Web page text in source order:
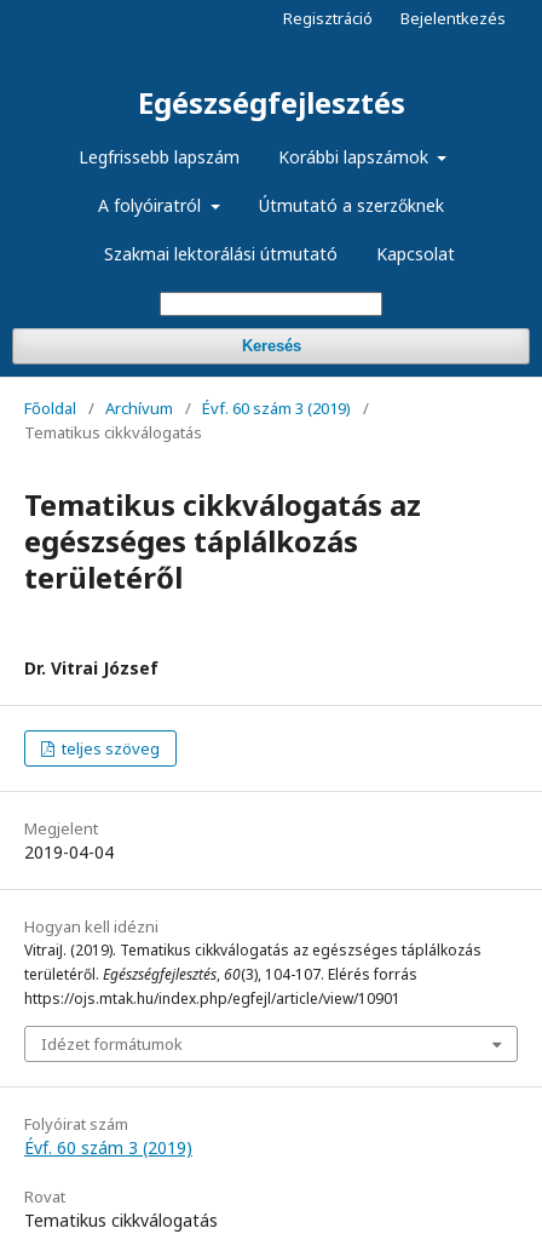
Egészségfejlesztés
Legfrissebb lapszám Korábbi lapszámok
A folyóiratról Útmutató a szerzőknek
Szakmai lektorálási útmutató Kapcsolat
Keresés
Regisztráció Bejelentkezés
Főoldal / Archívum / Évf. 60 szám 3 (2019)
/
Tematikus cikkválogatás
Tematikus cikkválogatás az
egészséges táplálkozás
területéről
Dr. Vitrai József
teljes szöveg
Megjelent
2019-04-04
Hogyan kell idézni
VitraiJ. (2019). Tematikus cikkválogatás az egészséges táplálkozás
területéről. Egészségfejlesztés,60(3), 104-107. Elérés forrás
https://ojs.mtak.hu/index.php/egfejl/article/view/10901
Idézet formátumok
Folyóirat szám
Évf. 60 szám 3 (2019)
Rovat
Tematikus cikkválogatás